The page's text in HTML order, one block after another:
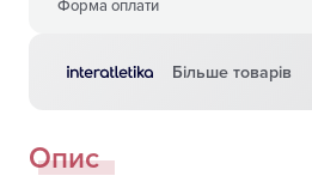
Більше товарів
Опис